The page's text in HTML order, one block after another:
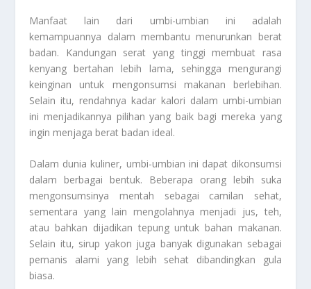
Manfaat lain dari umbi-umbian ini adalah
kemampuannya dalam membantu menurunkan berat
badan. Kandungan serat yang tinggi membuat rasa
kenyang bertahan lebih lama, sehingga mengurangi
keinginan untuk mengonsumsi makanan berlebihan.
Selain itu, rendahnya kadar kalori dalam umbi-umbian
ini menjadikannya pilihan yang baik bagi mereka yang
ingin menjaga berat badan ideal.
Dalam dunia kuliner, umbi-umbian ini dapat dikonsumsi
dalam berbagai bentuk. Beberapa orang lebih suka
mengonsumsinya mentah sebagai camilan sehat,
sementara yang lain mengolahnya menjadi jus, teh,
atau bahkan dijadikan tepung untuk bahan makanan.
Selain itu, sirup yakon juga banyak digunakan sebagai
pemanis alami yang lebih sehat dibandingkan gula
biasa.